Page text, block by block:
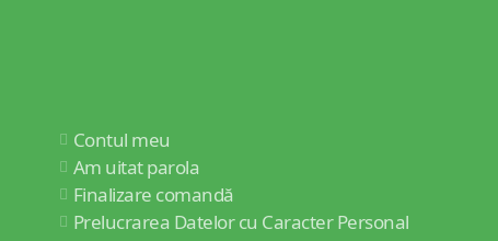
Contul meu
Am uitat parola
Finalizare comandă
Prelucrarea Datelor cu Caracter Personal